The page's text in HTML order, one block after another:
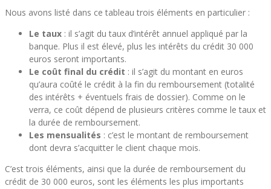
Nous avons listé dans ce tableau trois éléments en particulier :
Le taux : il s’agit du taux d’intérêt annuel appliqué par la
banque. Plus il est élevé, plus les intérêts du crédit 30 000
euros seront importants.
Le coût final du crédit : il s’agit du montant en euros
qu’aura coûté le crédit à la fin du remboursement (totalité
des intérêts + éventuels frais de dossier). Comme on le
verra, ce coût dépend de plusieurs critères comme le taux et
la durée de remboursement.
Les mensualités : c’est le montant de remboursement
dont devra s’acquitter le client chaque mois.
C’est trois éléments, ainsi que la durée de remboursement du
crédit de 30 000 euros, sont les éléments les plus importants